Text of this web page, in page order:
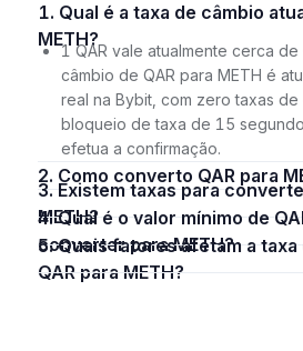
1. Qual é a taxa de câmbio atual de QAR para
METH?
1 QAR vale atualmente cerca de
câmbio de QAR para METH é
real na Bybit, com zero taxas
bloqueio de taxa de 15
efetua a confirmação.
2. Como converto QAR para
3. Existem taxas para converter QAR para
METH?
4. Qual é o valor mínimo de QAR que posso
converter para METH?
5. Quais fatores afetam a taxa de câmbio de
QAR para METH?